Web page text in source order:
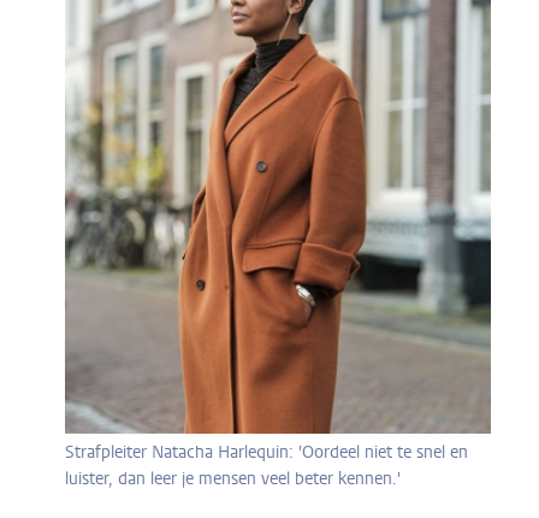
Strafpleiter Natacha Harlequin: 'Oordeel niet te snel en
luister, dan leer je mensen veel beter kennen.'